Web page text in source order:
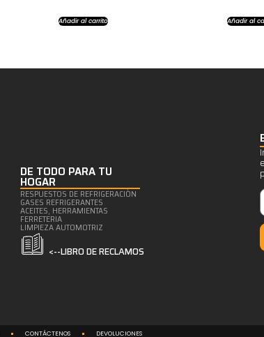
Añadir al carrito Añadir al
DE TODO PARA TU
HOGAR
RESPUESTOS DE REFRIGERACIÒN
GASES REFRIGERANTES
ACEITES, HERRAMIENTAS
FERRETERIA
LIMPIEZA AUTOMOTRIZ
<--LIBRO DE RECLAMOS
CONTÁCTENOS DEVOLUCIONES